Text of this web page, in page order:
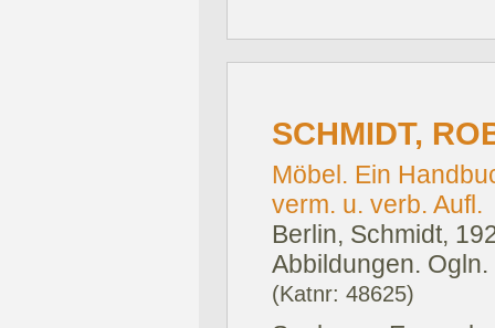
SCHMIDT,
Möbel. Ein
verm. u. verb. Aufl.
Berlin, Schmidt,
Abbildungen. Ogln.
(Katnr: 48625)